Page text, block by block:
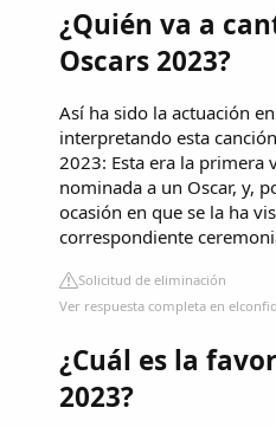
¿Quién va a
Oscars 2023?
Así ha sido la actuación
interpretando esta
2023: Esta era la primera
nominada a un Oscar, y,
ocasión en que se la ha
correspondiente
Solicitud de eliminación
Ver respuesta completa en
¿Cuál es la
2023?